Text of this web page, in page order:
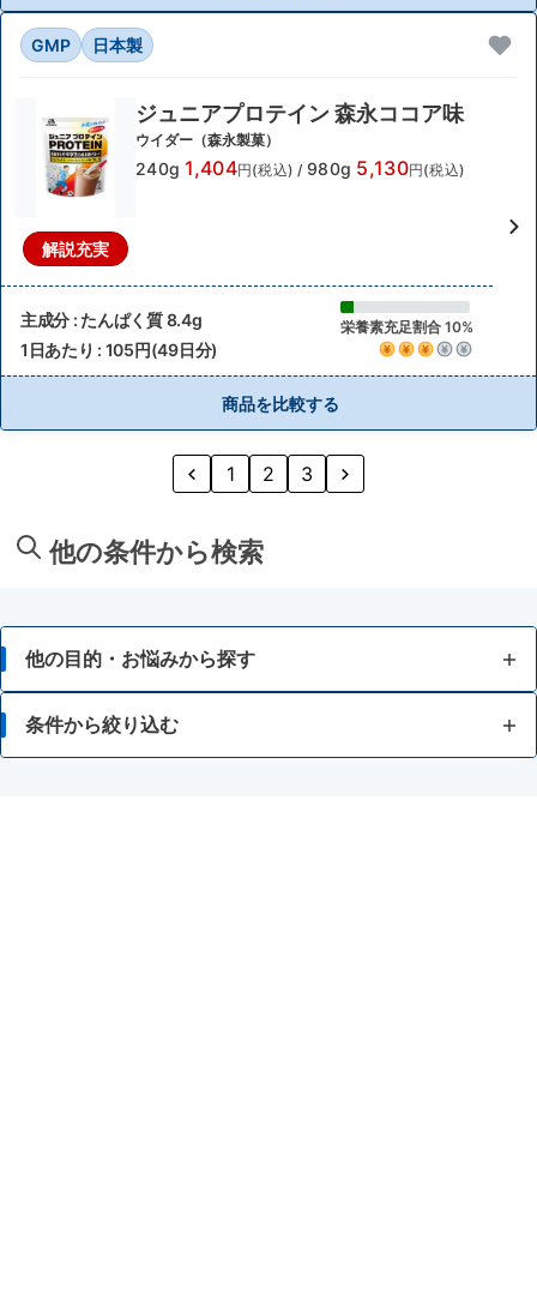
GMP 日本製
解説充実
ジュニアプロテイン 森永ココア味
ウイダー（森永製菓）
240g 1,404円(税込) / 980g 5,130円(税込)
主成分 : たんぱく質 8.4g 栄養素充足割合 10%
1日あたり : 105円(49日分)
商品を比較する
1 2 3
他の条件から検索
他の目的・お悩みから探す
脂肪が気になる
条件から絞り込む